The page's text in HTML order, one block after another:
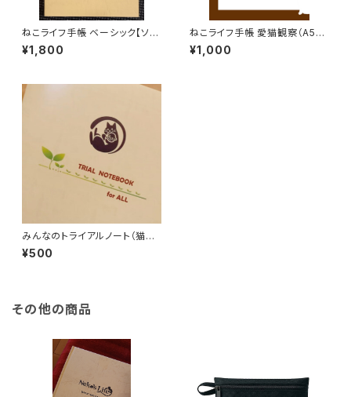
ねこライフ手帳 ベーシック【ソフ
トカバー】（A5サイズ）
¥1,800
ねこライフ手帳 愛猫観察（A5サ
イズ）
¥1,000
みんなのトライアルノート（猫犬
など全種対応・A5サイズ）
¥500
その他の商品